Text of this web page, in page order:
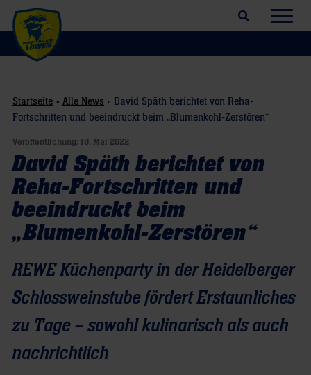
Suchfeld öffnen
Startseite » Alle News » David Späth berichtet von Reha-
Fortschritten und beeindruckt beim „Blumenkohl-Zerstören“
Veröffentlichung: 18. Mai 2022
David Späth berichtet von
Reha-Fortschritten und
beeindruckt beim
„Blumenkohl-Zerstören“
REWE Küchenparty in der Heidelberger
Schlossweinstube fördert Erstaunliches
zu Tage – sowohl kulinarisch als auch
nachrichtlich